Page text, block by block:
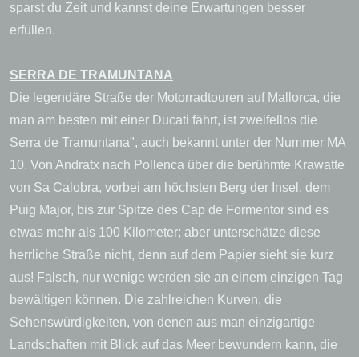
sparst du Zeit und kannst deine Erwartungen besser
erfüllen.
SERRA DE TRAMUNTANA
Die legendäre Straße der Motorradtouren auf Mallorca, die
man am besten mit einer Ducati fährt, ist zweifellos die
Serra de Tramuntana", auch bekannt unter der Nummer MA
10. Von Andratx nach Pollenca über die berühmte Krawatte
von Sa Calobra, vorbei am höchsten Berg der Insel, dem
Puig Major, bis zur Spitze des Cap de Formentor sind es
etwas mehr als 100 Kilometer; aber unterschätze diese
herrliche Straße nicht, denn auf dem Papier sieht sie kurz
aus! Falsch, nur wenige werden sie an einem einzigen Tag
bewältigen können. Die zahlreichen Kurven, die
Sehenswürdigkeiten, von denen aus man einzigartige
Landschaften mit Blick auf das Meer bewundern kann, die